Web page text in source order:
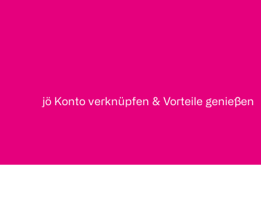
jö Konto verknüpfen & Vorteile genießen